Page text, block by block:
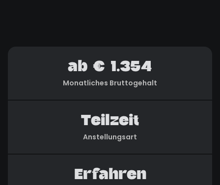
ab € 1.354
Monatliches Bruttogehalt
Teilzeit
Anstellungsart
Erfahren